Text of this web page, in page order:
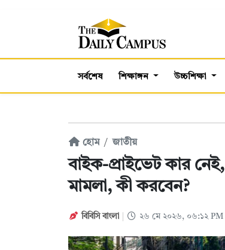
সর্বশেষ শিক্ষাঙ্গন উচ্চশিক্ষা
হোম জাতীয়
বাইক-প্রাইভেট কার
মামলা, কী করবেন?
বিবিসি বাংলা ২৬ মে ২০২৬, ০৬:১২ PM